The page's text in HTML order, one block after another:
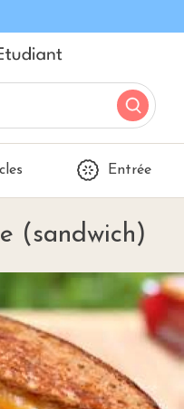
Entrée
(sandwich)